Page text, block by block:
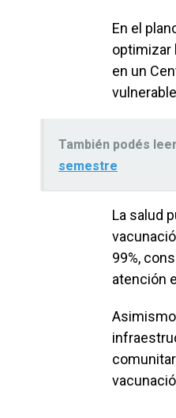
En el
optimizar
en un
También podés
semestre
La salud
99%,
atención